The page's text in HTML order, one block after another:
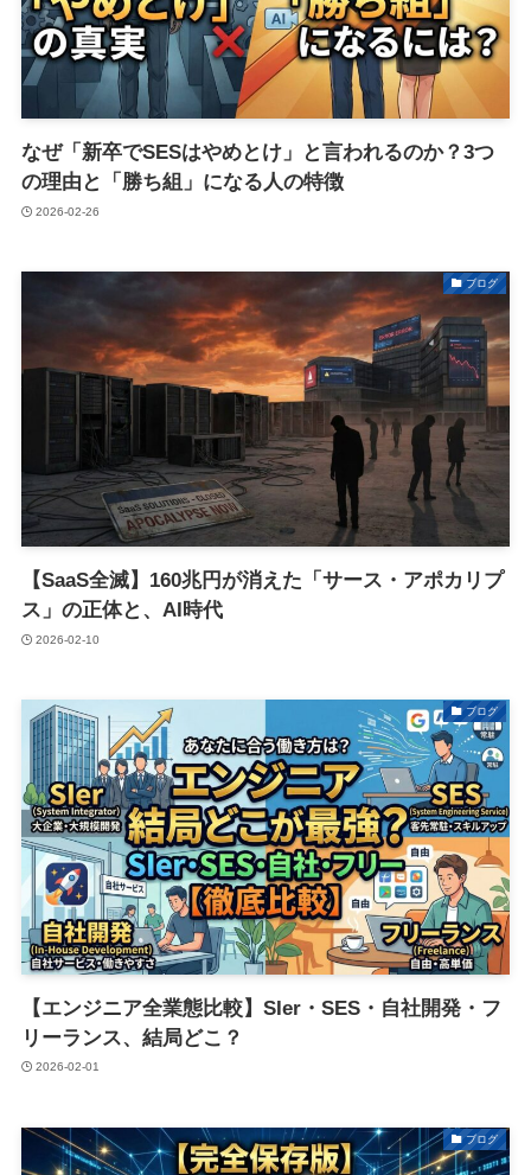
なぜ「新卒でSESはやめとけ」と言われるのか？3つ
の理由と「勝ち組」になる人の特徴
2026-02-26
ブログ
【SaaS全滅】160兆円が消えた「サース・アポカリプ
ス」の正体と、AI時代
2026-02-10
ブログ
【エンジニア全業態比較】SIer・SES・自社開発・フ
リーランス、結局どこ？
2026-02-01
ブログ